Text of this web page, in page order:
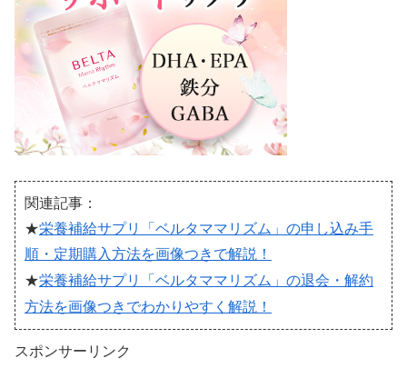
関連記事：
★栄養補給サプリ「ベルタママリズム」の申し込み手
順・定期購入方法を画像つきで解説！
★栄養補給サプリ「ベルタママリズム」の退会・解約
方法を画像つきでわかりやすく解説！
スポンサーリンク